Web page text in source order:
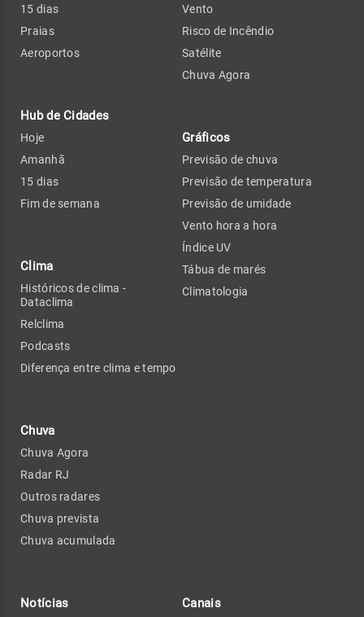
15 dias
Praias
Aeroportos
Hub de Cidades
Hoje
Amanhã
15 dias
Fim de semana
Clima
Históricos de clima -
Dataclima
Relclima
Podcasts
Diferença entre clima e tempo
Chuva
Chuva Agora
Radar RJ
Outros radares
Chuva prevista
Chuva acumulada
Vento
Risco de Incêndio
Satélite
Chuva Agora
Gráficos
Previsão de chuva
Previsão de temperatura
Previsão de umidade
Vento hora a hora
Índice UV
Tábua de marés
Climatologia
Notícias Canais